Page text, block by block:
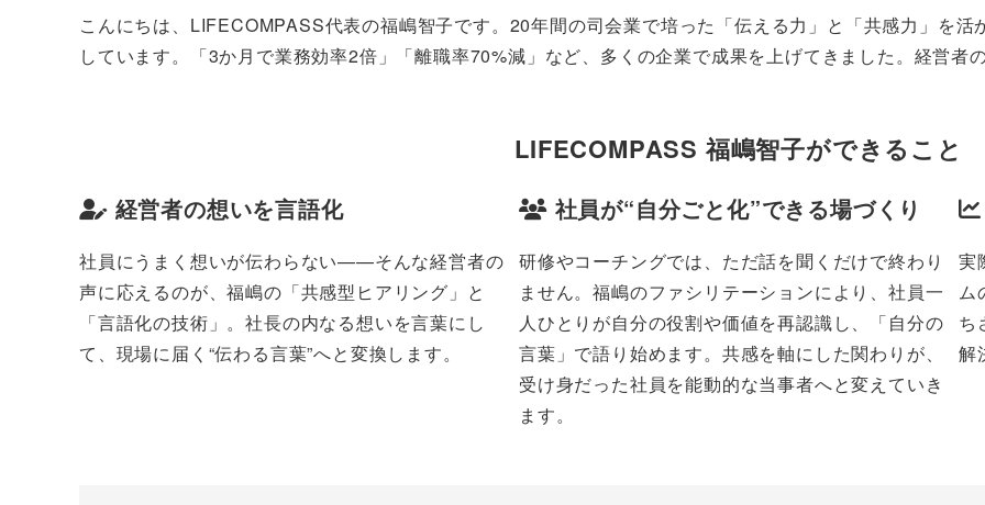
こんにちは、LIFECOMPASS代表の福嶋智子です。​20年間の司会業で培った「伝える力」と「共感力」を
しています。​「3か月で業務効率2倍」「離職率70%減」など、多くの企業で成果を上げてきました。​経営者
LIFECOMPASS 福嶋智子ができること
経営者の想いを言語化
社員にうまく想いが伝わらない——そんな経営者の
声に応えるのが、福嶋の「共感型ヒアリング」と
「言語化の技術」。社長の内なる想いを言葉にし
て、現場に届く“伝わる言葉”へと変換します。
社員が“自分ごと化”できる場づくり
研修やコーチングでは、ただ話を聞くだけで終わり
ません。福嶋のファシリテーションにより、社員一
人ひとりが自分の役割や価値を再認識し、「自分の
言葉」で語り始めます。共感を軸にした関わりが、
受け身だった社員を能動的な当事者へと変えていき
ます。
実
ム
ち
解